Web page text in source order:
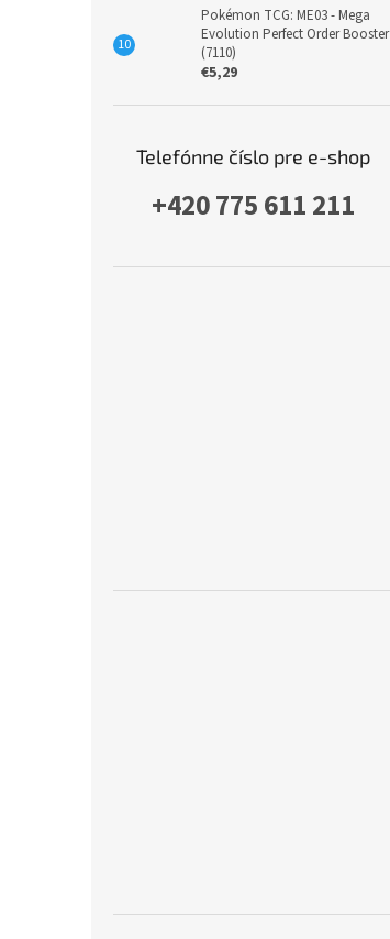
Pokémon TCG: ME03 - Mega
Evolution Perfect Order Booster
(7110)
€5,29
Telefónne číslo pre e-shop
+420 775 611 211